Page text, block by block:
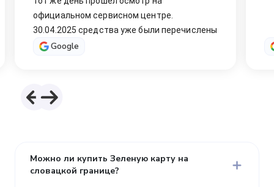
Google
Можно ли купить Зеленую карту на
словацкой границе?